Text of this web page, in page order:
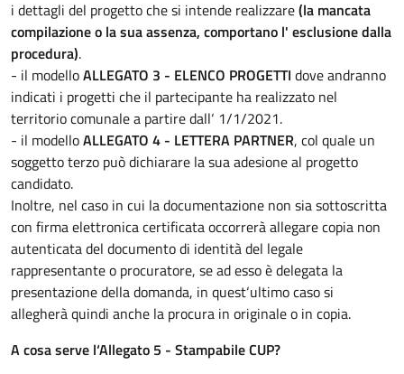
i dettagli del progetto che si intende realizzare(la mancata
compilazione o la sua assenza, comportano l' esclusione dalla
procedura).
- il modelloALLEGATO 3 - ELENCO PROGETTI dove andranno
indicati i progetti che il partecipante ha realizzato nel
territorio comunale a partire dall‘ 1/1/2021.
- il modelloALLEGATO 4 - LETTERA PARTNER, col quale un
soggetto terzo può dichiarare la sua adesione al progetto
candidato.
Inoltre, nel caso in cui la documentazione non sia sottoscritta
con firma elettronica certificata occorrerà allegare copia non
autenticata del documento di identità del legale
rappresentante o procuratore, se ad esso è delegata la
presentazione della domanda, in quest‘ultimo caso si
allegherà quindi anche la procura in originale o in copia.
A cosa serve l‘Allegato 5 - Stampabile CUP?